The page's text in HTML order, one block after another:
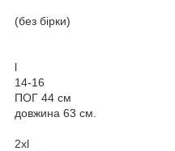
(без бірки)
l
14-16
ПОГ 44 см
довжина 63 см.
2xl